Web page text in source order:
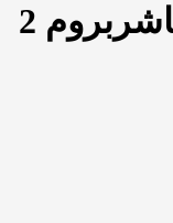
2